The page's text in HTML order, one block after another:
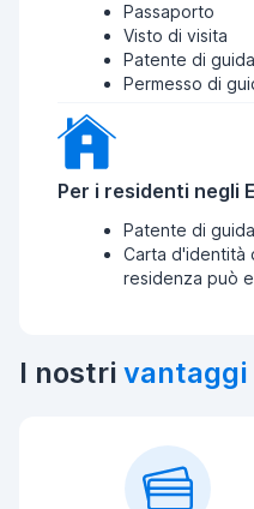
Passaporto
Visto di visita
Patente di
Permesso di
Per i residenti negli
Patente di
Carta d'identità
residenza può
I nostri vantaggi